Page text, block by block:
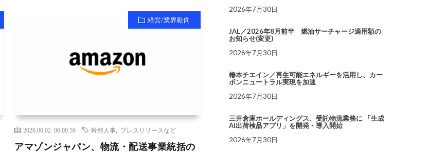
経営/業界動向
2026.06.02 06:00:50 幹部人事 プレスリリースなど
アマゾンジャパン、物流・配送事業統括の
2026年7月30日
JAL／2026年8月前半 燃油サーチャージ適用額の
お知らせ(変更)
2026年7月30日
椿本チエイン／再生可能エネルギーを活用し、カー
ボンニュートラル実現を加速
2026年7月30日
三井倉庫ホールディングス、受託物流業務に 「生成
AI出荷検品アプリ」を開発・導入開始
2026年7月30日